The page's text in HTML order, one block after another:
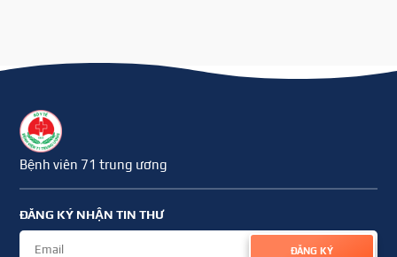
Bệnh viên 71 trung ương
ĐĂNG KÝ NHẬN TIN THƯ
ĐĂNG KÝ